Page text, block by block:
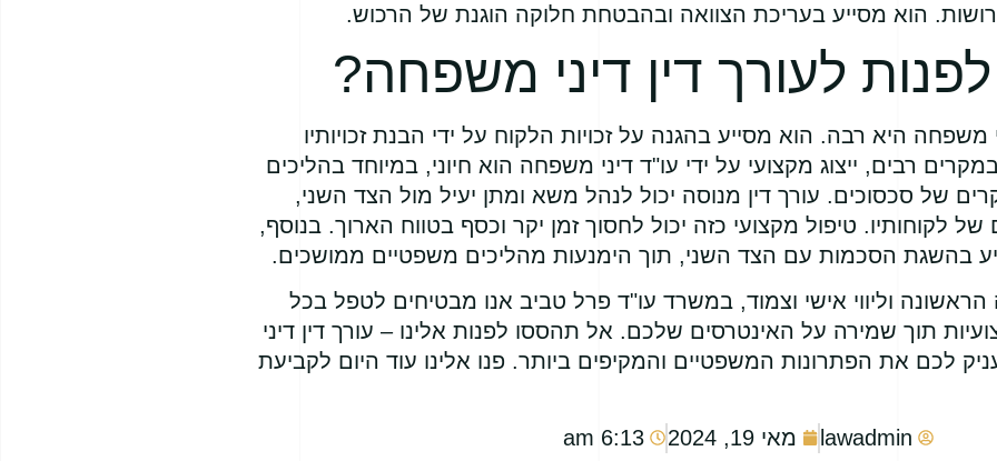
הוא מסייע בעריכת הצוואה ובהבטחת חלוקה הוגנת של הרכוש.
לעורך דין דיני משפחה?
משפחה היא רבה. הוא מסייע בהגנה על זכויות הלקוח על ידי הבנת זכויותיו
רבים, ייצוג מקצועי על ידי עו"ד דיני משפחה הוא חיוני, במיוחד בהליכים
של סכסוכים. עורך דין מנוסה יכול לנהל משא ומתן יעיל מול הצד השני,
לקוחותיו. טיפול מקצועי כזה יכול לחסוך זמן יקר וכסף בטווח הארוך. בנוסף,
בהשגת הסכמות עם הצד השני, תוך הימנעות מהליכים משפטיים ממושכים.
הראשונה וליווי אישי וצמוד, במשרד עו"ד פרל טביב אנו מבטיחים לטפל בכל
תוך שמירה על האינטרסים שלכם. אל תהססו לפנות אלינו – עורך דין דיני
לכם את הפתרונות המשפטיים והמקיפים ביותר. פנו אלינו עוד היום לקביעת
lawadmin
מאי 19, 2024 6:13 am